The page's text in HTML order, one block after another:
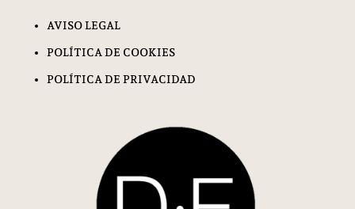
AVISO LEGAL
POLÍTICA DE COOKIES
POLÍTICA DE PRIVACIDAD